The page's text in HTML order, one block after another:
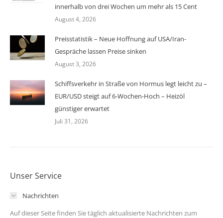
innerhalb von drei Wochen um mehr als 15 Cent
August 4, 2026
Preisstatistik – Neue Hoffnung auf USA/Iran-
Gespräche lassen Preise sinken
August 3, 2026
Schiffsverkehr in Straße von Hormus legt leicht zu –
EUR/USD steigt auf 6-Wochen-Hoch – Heizöl
günstiger erwartet
Juli 31, 2026
Unser Service
Nachrichten
Auf dieser Seite finden Sie täglich aktualisierte Nachrichten zum